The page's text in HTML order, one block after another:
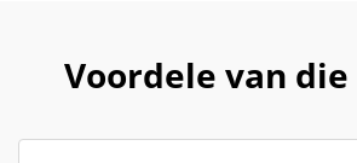
Voordele van